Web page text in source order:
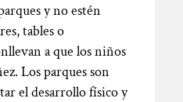
y no estén
tables o
a que los niños
Los parques son
el desarrollo físico y